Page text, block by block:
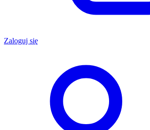
Zaloguj się